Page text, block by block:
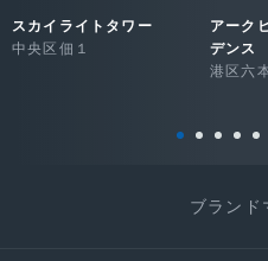
スカイライトタワー
中央区佃１
アーク
デンス
港区六
ブランド